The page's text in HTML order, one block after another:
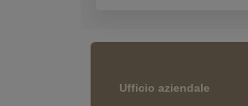
Ufficio aziendale